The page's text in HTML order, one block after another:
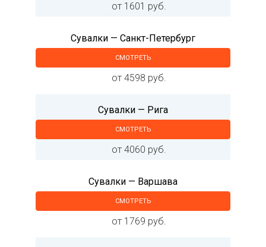
от 1601 руб.
Сувалки — Санкт-Петербург
СМОТРЕТЬ
от 4598 руб.
Сувалки — Рига
СМОТРЕТЬ
от 4060 руб.
Сувалки — Варшава
СМОТРЕТЬ
от 1769 руб.